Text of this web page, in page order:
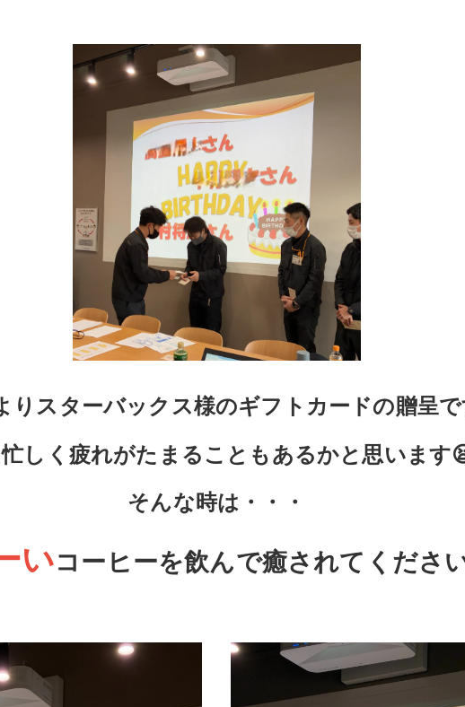
りスターバックス様のギフトカードの贈呈
しく疲れがたまることもあるかと思います
そんな時は・・・
いコーヒーを飲んで癒されてくださ